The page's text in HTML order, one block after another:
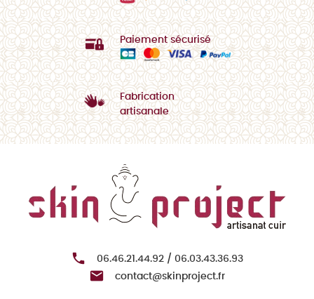
Paiement sécurisé
Fabrication
artisanale
 06.46.21.44.92 / 06.03.43.36.93
 contact@skinproject.fr